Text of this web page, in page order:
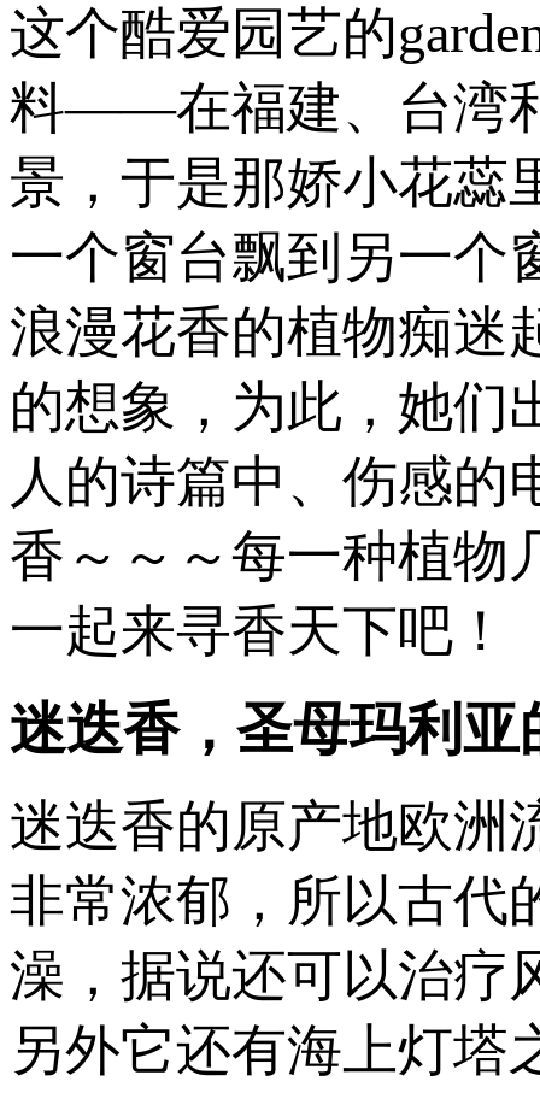
这个酷爱园艺的
料——在福建、台湾
景，于是那娇小花蕊
一个窗台飘到另一个
浪漫花香的植物痴迷
的想象，为此，她们
人的诗篇中、伤感
香～～～每一种植物
一起来寻香天下吧！
迷迭香，圣母玛利亚
迷迭香的原产地欧洲
非常浓郁，所以古代
澡，据说还可以治疗
另外它还有海上灯塔